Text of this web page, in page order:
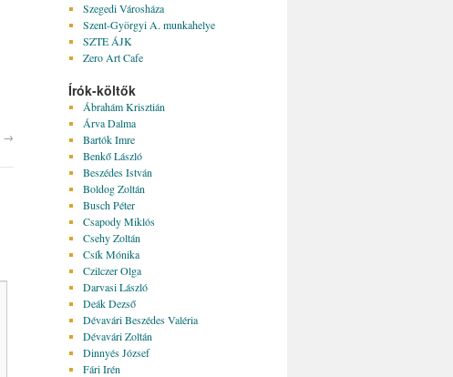
→
Szegedi Városháza
Szent-Györgyi A. munkahelye
SZTE ÁJK
Zero Art Cafe
Írók-költők
Ábrahám Krisztián
Árva Dalma
Bartók Imre
Benkő László
Beszédes István
Boldog Zoltán
Busch Péter
Csapody Miklós
Csehy Zoltán
Csík Mónika
Czilczer Olga
Darvasi László
Deák Dezső
Dévavári Beszédes Valéria
Dévavári Zoltán
Dinnyés József
Fári Irén